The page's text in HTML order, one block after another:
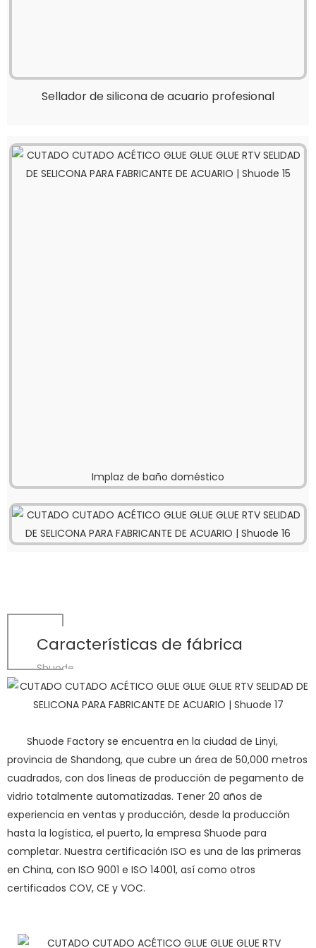
Sellador de silicona de acuario profesional
Implaz de baño doméstico
Características de fábrica
Shuode
Shuode Factory se encuentra en la ciudad de Linyi,
provincia de Shandong, que cubre un área de 50,000 metros
cuadrados, con dos líneas de producción de pegamento de
vidrio totalmente automatizadas. Tener 20 años de
experiencia en ventas y producción, desde la producción
hasta la logística, el puerto, la empresa Shuode para
completar. Nuestra certificación ISO es una de las primeras
en China, con ISO 9001 e ISO 14001, así como otros
certificados COV, CE y VOC.